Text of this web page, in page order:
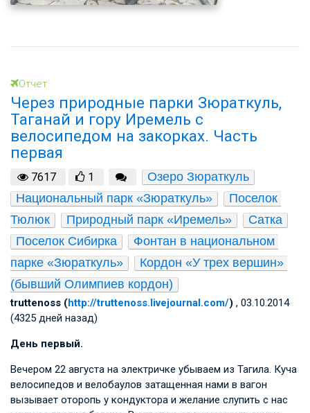
Отчет
Через природные парки Зюраткуль,
Таганай и гору Иремель с
велосипедом на закорках. Часть
первая
7617 1
Озеро Зюраткуль
Национальный парк «Зюраткуль»
Поселок
Тюлюк
Природный парк «Иремель»
Сатка
Поселок Сибирка
Фонтан в национальном
парке «Зюраткуль»
Кордон «У трех вершин»
(бывший Олимпиев кордон)
truttenoss (http://truttenoss.livejournal.com/) , 03.10.2014
(4325 дней назад)
День первый.
Вечером 22 августа на электричке убываем из Тагила. Куча
велосипедов и велобаулов затащенная нами в вагон
вызывает оторопь у кондуктора и желание слупить с нас